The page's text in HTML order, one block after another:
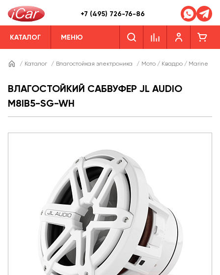
+7 (495) 726-76-86
КАТАЛОГ МЕНЮ
/ Каталог / Влагостойкая электроника / Мото / Квадро / Marine
ВЛАГОСТОЙКИЙ САБВУФЕР JL AUDIO
M8IB5-SG-WH